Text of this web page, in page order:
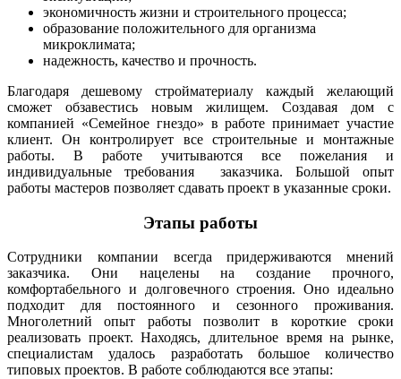
экономичность жизни и строительного процесса;
образование положительного для организма
микроклимата;
надежность, качество и прочность.
Благодаря дешевому стройматериалу каждый желающий
сможет обзавестись новым жилищем. Создавая дом с
компанией «Семейное гнездо» в работе принимает участие
клиент. Он контролирует все строительные и монтажные
работы. В работе учитываются все пожелания и
индивидуальные требования заказчика. Большой опыт
работы мастеров позволяет сдавать проект в указанные сроки.
Этапы работы
Сотрудники компании всегда придерживаются мнений
заказчика. Они нацелены на создание прочного,
комфортабельного и долговечного строения. Оно идеально
подходит для постоянного и сезонного проживания.
Многолетний опыт работы позволит в короткие сроки
реализовать проект. Находясь, длительное время на рынке,
специалистам удалось разработать большое количество
типовых проектов. В работе соблюдаются все этапы: